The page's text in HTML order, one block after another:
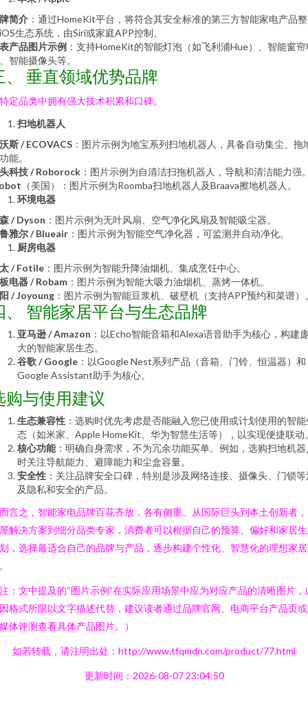
简介 ：通过HomeKit平台，将符合其安全标准的第三方智能家电产品
生态系统，由Siri或家庭APP控制。
产品图片示例 ：支持HomeKit的智能灯泡（如飞利浦Hue）、智能窗帘
智能摄像头等。
、 垂直领域优势品牌
定品类中拥有强大技术积累和口碑。
扫地机器人
斯 / ECOVACS ：图片示例为地宝系列扫地机器人，具备自动集尘、拖
能。
科技 / Roborock ：图片示例为自清洁扫拖机器人，导航和清洁能力强
（美国）：图片示例为Roomba扫地机器人及Braava擦地机器人。
环境电器
/ Dyson ：图片示例为无叶风扇、空气净化风扇及智能吸尘器。
雅尔 / Blueair ：图片示例为智能空气净化器，可监测并自动净化。
厨房电器
/ Fotile ：图片示例为智能升降油烟机、集成烹饪中心。
电器 / Robam ：图片示例为智能大吸力油烟机、蒸烤一体机。
/ Joyoung ：图片示例为智能豆浆机、破壁机（支持APP预约和菜谱）
、 智能家居平台与生态品牌
亚马逊 / Amazon ：以Echo智能音箱和Alexa语音助手为核心，构建
大的智能家居生态。
谷歌 / Google ：以Google Nest系列产品（音箱、门铃、恒温器）和
Google Assistant助手为核心。
购与使用建议
生态兼容性 ：选购时优先考虑是否能融入您已使用或计划使用的智能
态（如米家、Apple HomeKit、华为智慧生活等），以实现便捷联动
核心功能：明确自身需求，不为冗余功能买单。例如，选购扫地机器
时关注导航能力、避障能力和尘盒容量。
安全性 ：关注品牌安全口碑，特别是涉及网络连接、摄像头、门锁等
及隐私和安全的产品。
言之，智能家电品牌百花齐放，各有侧重。从国际巨头到本土创新者
解决方案到细分品类专家，消费者可以根据自己的预算、偏好和家居
，选择最适合自己的品牌与产品，逐步构建个性化、智慧化的理想家
：文中提及的“图片示例”在实际应用场景中应为对应产品的清晰图片，
格式所限以文字描述代替，建议读者通过品牌官网、电商平台产品页
体评测查看具体产品图片。）
如若转载，请注明出处：http://www.tfqmdn.com/product/77.html
更新时间：2026-08-07 23:04:50